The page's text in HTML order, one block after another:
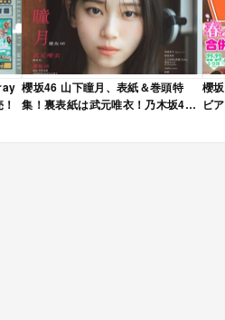
櫻坂46 山下瞳月、表紙＆巻頭特
集！裏表紙は武元唯衣！乃木坂46
6月号」本日4/28発売！
櫻
ビ
合